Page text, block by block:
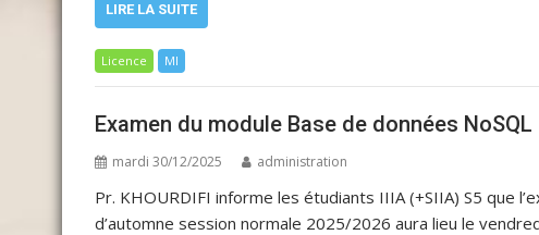
LIRE LA SUITE
Licence MI
Examen du module Base de données
mardi 30/12/2025 administration
Pr. KHOURDIFI informe les étudiants IIIA (+SIIA) S5 que
d’automne session normale 2025/2026 aura lieu le